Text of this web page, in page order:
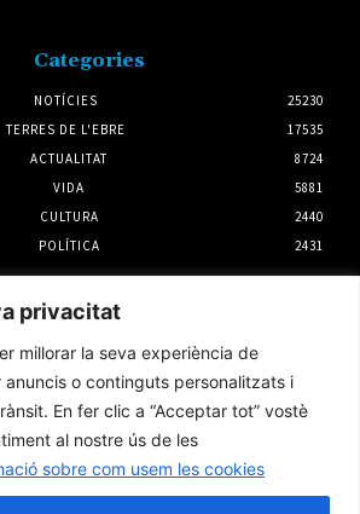
privacitat
millorar la seva experiència de
anuncis o continguts personalitzats i
En fer clic a “Acceptar tot” vostè
al nostre ús de les
sobre com usem les cookies
Categories
NOTÍCIES
25230
TERRES DE L'EBRE
17535
ACTUALITAT
8724
VIDA
5881
CULTURA
2440
POLÍTICA
2431
el Concert
Terres de l’Ebre
amplia el termini
dels terrenys de